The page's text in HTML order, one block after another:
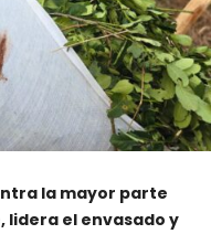
la mayor parte
lidera el envasado y